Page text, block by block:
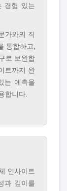
경험 있는
가와의 직
통합하고,
로 보완합
트까지 완
는 예측을
합니다.
인사이트
과 깊이를